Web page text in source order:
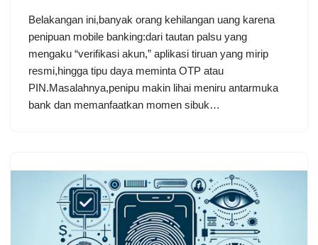
Belakangan ini,banyak orang kehilangan uang karena
penipuan mobile banking:dari tautan palsu yang
mengaku “verifikasi akun,” aplikasi tiruan yang mirip
resmi,hingga tipu daya meminta OTP atau
PIN.Masalahnya,penipu makin lihai meniru antarmuka
bank dan memanfaatkan momen sibuk…